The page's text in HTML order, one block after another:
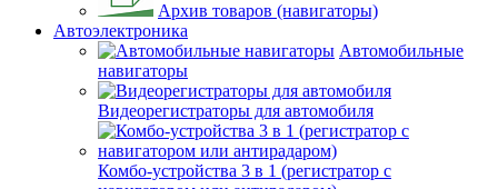
Архив товаров (навигаторы)
Автоэлектроника
Автомобильные
навигаторы
Видеорегистраторы для автомобиля
Комбо-устройства 3 в 1 (регистратор с